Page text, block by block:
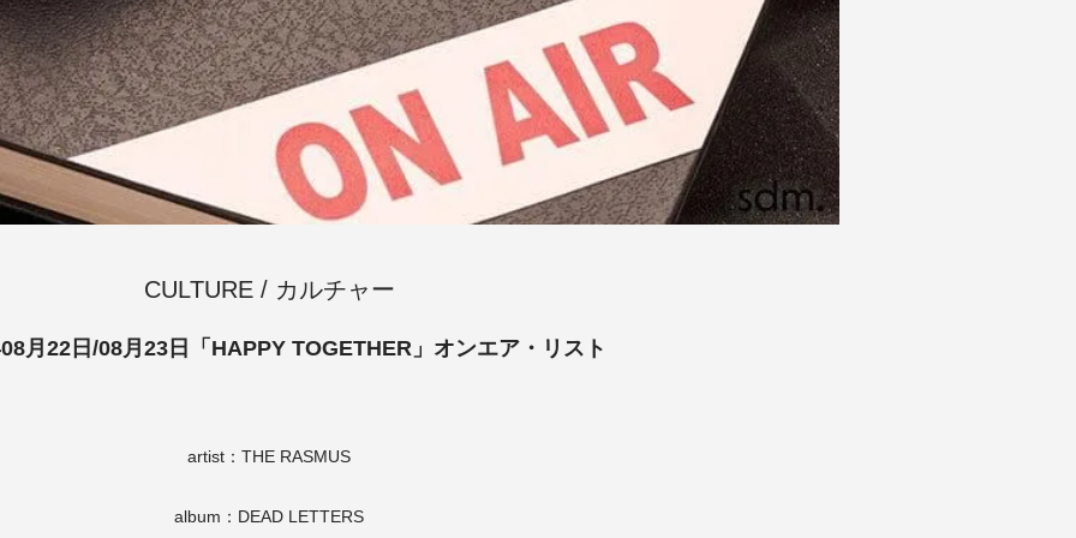
CULTURE / カルチャー
月22日/08月23日「HAPPY TOGETHER」オンエア・リスト
artist：THE RASMUS
album：DEAD LETTERS